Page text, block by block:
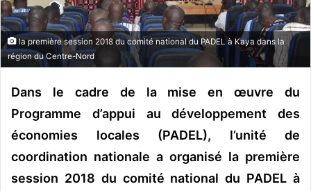
o
u
r
r
e
la première session 2018 du comité national du PADEL à Kaya dans la
région du Centre-Nord
Dans le cadre de la mise en œuvre du
Programme d’appui au développement des
économies locales (PADEL), l’unité de
coordination nationale a organisé la première
session 2018 du comité national du PADEL à